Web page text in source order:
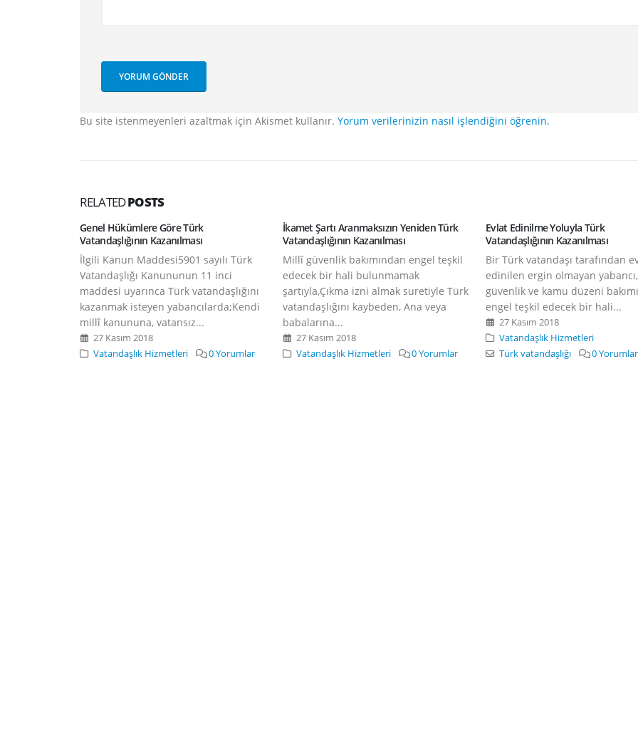
Bu site istenmeyenleri azaltmak için Akismet kullanır. Yorum verilerinizin nasıl işlendiğini öğrenin.
RELATEDPOSTS
Genel Hükümlere Göre Türk
Vatandaşlığının Kazanılması
​İlgili Kanun Maddesi5901 sayılı Türk
Vatandaşlığı Kanununun 11 inci
maddesi uyarınca Türk vatandaşlığını
kazanmak isteyen yabancılarda;Kendi
millî kanununa, vatansız...
27 Kasım 2018
Vatandaşlık Hizmetleri
0 Yorumlar
İkamet Şartı Aranmaksızın Yeniden Türk
Vatandaşlığının Kazanılması
​Millî güvenlik bakımından engel teşkil
edecek bir hali bulunmamak
şartıyla,Çıkma izni almak suretiyle Türk
vatandaşlığını kaybeden, Ana veya
babalarına...
27 Kasım 2018
Vatandaşlık Hizmetleri
0 Yorumlar
Evlat Edinilme Yoluyla Türk
Vatandaşlığının Kazanılması
Bir Türk vatandaşı tarafından
edinilen ergin olmayan
güvenlik ve kamu düzeni
engel teşkil edecek bir hali...
27 Kasım 2018
Vatandaşlık Hizmetleri
Türk vatandaşlığı
0 Yorumlar